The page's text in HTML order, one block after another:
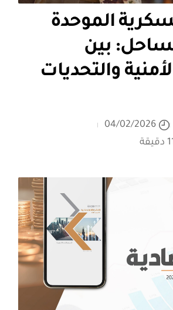
الموحدة
بين
والتحديات
04/02/2026